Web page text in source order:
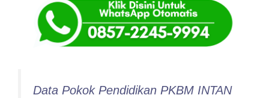
Data Pokok Pendidikan PKBM INTAN